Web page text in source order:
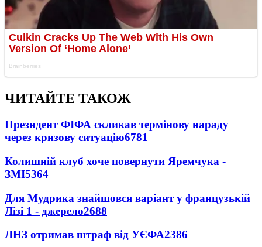
ЧИТАЙТЕ ТАКОЖ
Президент ФІФА скликав термінову нараду
через кризову ситуацію6781
Колишній клуб хоче повернути Яремчука -
ЗМІ5364
Для Мудрика знайшовся варіант у французькій
Лізі 1 - джерело2688
ЛНЗ отримав штраф від УЄФА2386